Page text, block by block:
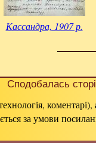
Кассандра, 1907 р.
Сподобалась
коментарі),
за умови